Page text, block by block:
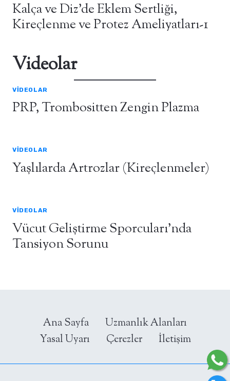
Kalça ve Diz’de Eklem Sertliği,
Kireçlenme ve Protez Ameliyatları-1
Videolar
VIDEOLAR
PRP, Trombositten Zengin Plazma
VIDEOLAR
Yaşlılarda Artrozlar (Kireçlenmeler)
VIDEOLAR
Vücut Geliştirme Sporcuları’nda
Tansiyon Sorunu
Ana Sayfa
Uzmanlık Alanları
Yasal Uyarı
Çerezler İletişim